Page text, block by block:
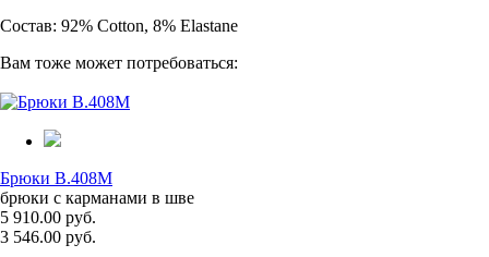
Состав: 92% Cotton, 8% Elastane
Вам тоже может потребоваться:
Брюки B.408M
брюки с карманами в шве
5 910.00 руб.
3 546.00 руб.